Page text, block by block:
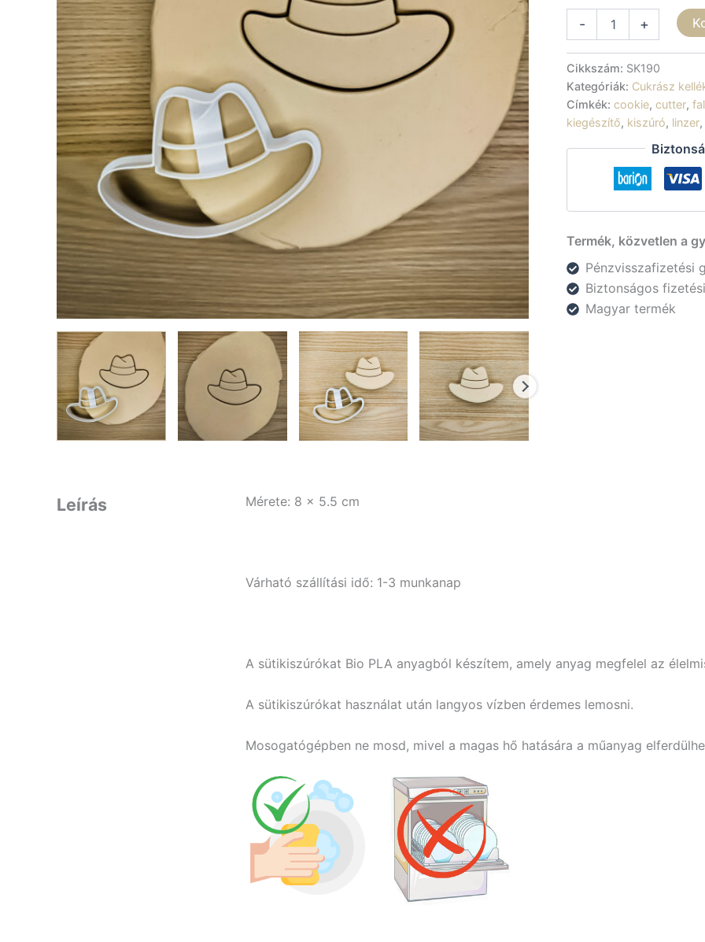
-
mennyiség
+
Cikkszám: SK190
Kategóriák: Cukrász
Címkék: cookie, cutter,
kiegészítő, kiszúró, linzer,
Termék, közvetlen a
Pénzvisszafizetési
Biztonságos
Magyar termék
Leírás Mérete: 8 x 5.5 cm
Várható szállítási idő: 1-3 munkanap
A sütikiszúrókat Bio PLA anyagból készítem, amely anyag megfelel az
A sütikiszúrókat használat után langyos vízben érdemes lemosni.
Mosogatógépben ne mosd, mivel a magas hő hatására a műanyag